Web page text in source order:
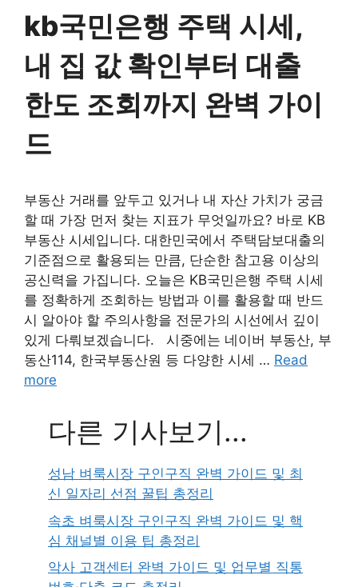
kb국민은행 주택 시세,
내 집 값 확인부터 대출
한도 조회까지 완벽 가이
드
부동산 거래를 앞두고 있거나 내 자산 가치가 궁금
할 때 가장 먼저 찾는 지표가 무엇일까요? 바로 KB
부동산 시세입니다. 대한민국에서 주택담보대출의
기준점으로 활용되는 만큼, 단순한 참고용 이상의
공신력을 가집니다. 오늘은 KB국민은행 주택 시세
를 정확하게 조회하는 방법과 이를 활용할 때 반드
시 알아야 할 주의사항을 전문가의 시선에서 깊이
있게 다뤄보겠습니다. 시중에는 네이버 부동산, 부
동산114, 한국부동산원 등 다양한 시세 … Read
more
다른 기사보기...
성남 벼룩시장 구인구직 완벽 가이드 및 최
신 일자리 선점 꿀팁 총정리
속초 벼룩시장 구인구직 완벽 가이드 및 핵
심 채널별 이용 팁 총정리
악사 고객센터 완벽 가이드 및 업무별 직통